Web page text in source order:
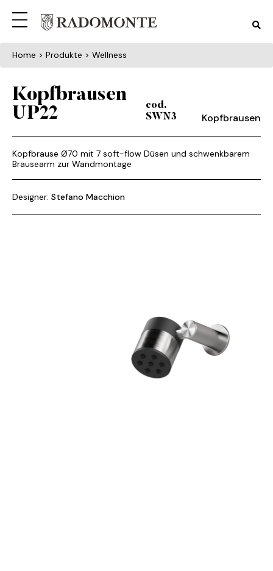
Home > Produkte > Wellness
Kopfbrausen
UP22
cod.
SWN3
Kopfbrausen
Kopfbrause Ø70 mit 7 soft-flow Düsen und schwenkbarem
Brausearm zur Wandmontage
Designer: Stefano Macchion